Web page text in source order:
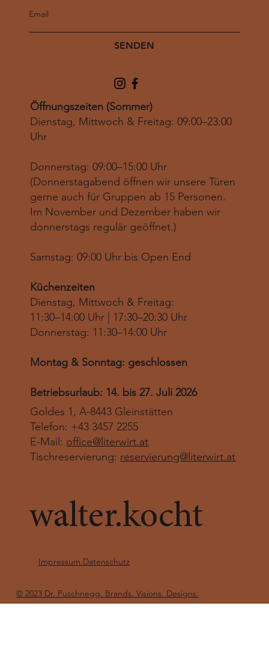
SENDEN
Öffnungszeiten (Sommer)
Dienstag, Mittwoch & Freitag: 09:00–23:00
Uhr
Donnerstag: 09:00–15:00 Uhr
(Donnerstagabend öffnen wir unsere Türen
gerne auch für Gruppen ab 15 Personen.
Im November und Dezember haben wir
donnerstags regulär geöffnet.)
Samstag: 09:00 Uhr bis Open End
Küchenzeiten
Dienstag, Mittwoch & Freitag:
11:30–14:00 Uhr | 17:30–20:30 Uhr
Donnerstag: 11:30–14:00 Uhr
Montag & Sonntag: geschlossen
Betriebsurlaub: 14. bis 27. Juli 2026
Goldes 1, A-8443 Gleinstätten
Telefon: +43 3457 2255
E-Mail: office@literwirt.at
Tischreservierung: reservierung@literwirt.at
walter.kocht
Impressum.Datenschutz
© 2023 Dr. Puschnegg. Brands. Visions. Designs.